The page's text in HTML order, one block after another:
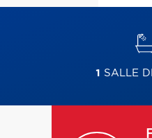
1 SALLE